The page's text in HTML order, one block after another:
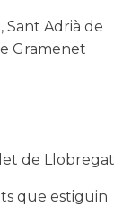
Sant Adrià de
Gramenet
de Llobregat
que estiguin